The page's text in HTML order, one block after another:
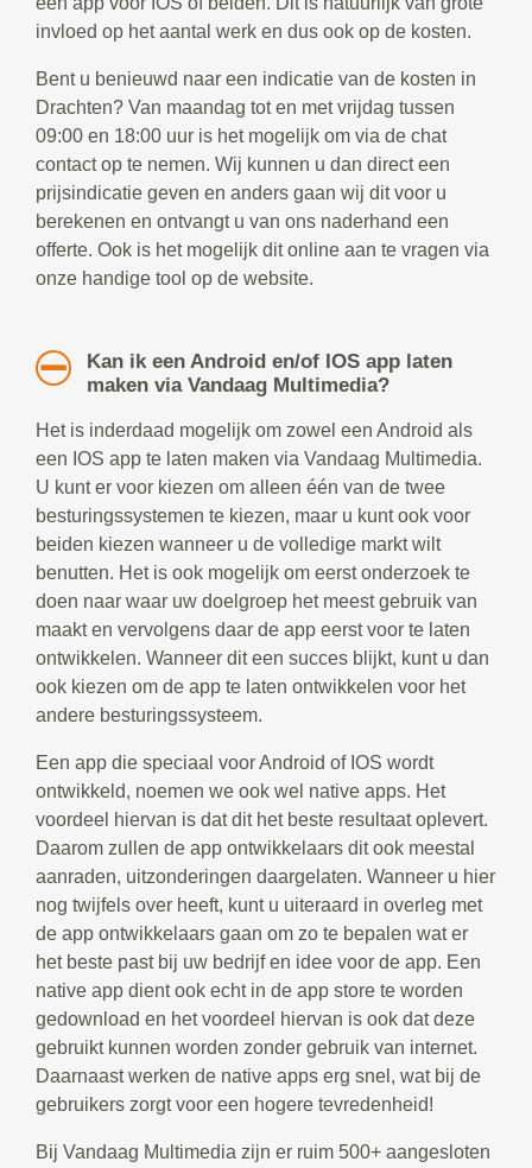
invloed op het aantal werk en dus ook op de kosten.
Bent u benieuwd naar een indicatie van de kosten in
Drachten? Van maandag tot en met vrijdag tussen
09:00 en 18:00 uur is het mogelijk om via de chat
contact op te nemen. Wij kunnen u dan direct een
prijsindicatie geven en anders gaan wij dit voor u
berekenen en ontvangt u van ons naderhand een
offerte. Ook is het mogelijk dit online aan te vragen via
onze handige tool op de website.
Kan ik een Android en/of IOS app laten
maken via Vandaag Multimedia?
Het is inderdaad mogelijk om zowel een Android als
een IOS app te laten maken via Vandaag Multimedia.
U kunt er voor kiezen om alleen één van de twee
besturingssystemen te kiezen, maar u kunt ook voor
beiden kiezen wanneer u de volledige markt wilt
benutten. Het is ook mogelijk om eerst onderzoek te
doen naar waar uw doelgroep het meest gebruik van
maakt en vervolgens daar de app eerst voor te laten
ontwikkelen. Wanneer dit een succes blijkt, kunt u dan
ook kiezen om de app te laten ontwikkelen voor het
andere besturingssysteem.
Een app die speciaal voor Android of IOS wordt
ontwikkeld, noemen we ook wel native apps. Het
voordeel hiervan is dat dit het beste resultaat oplevert.
Daarom zullen de app ontwikkelaars dit ook meestal
aanraden, uitzonderingen daargelaten. Wanneer u hier
nog twijfels over heeft, kunt u uiteraard in overleg met
de app ontwikkelaars gaan om zo te bepalen wat er
het beste past bij uw bedrijf en idee voor de app. Een
native app dient ook echt in de app store te worden
gedownload en het voordeel hiervan is ook dat deze
gebruikt kunnen worden zonder gebruik van internet.
Daarnaast werken de native apps erg snel, wat bij de
gebruikers zorgt voor een hogere tevredenheid!
Bij Vandaag Multimedia zijn er ruim 500+ aangesloten